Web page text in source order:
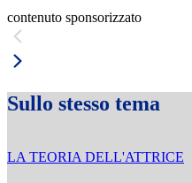
contenuto sponsorizzato
Sullo stesso tema
LA TEORIA DELL'ATTRICE